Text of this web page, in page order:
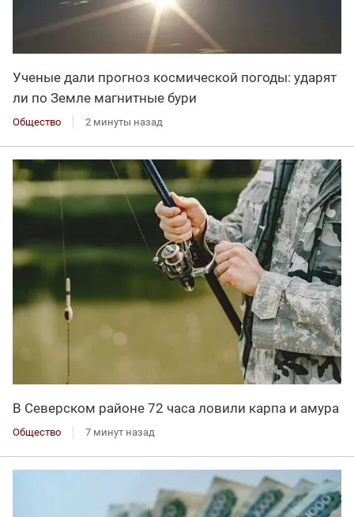
Ученые дали прогноз космической погоды: ударят
ли по Земле магнитные бури
Общество 2 минуты назад
В Северском районе 72 часа ловили карпа и амура
Общество 7 минут назад